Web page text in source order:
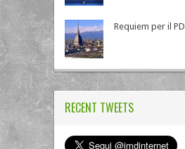
Requiem per il PD
RECENT TWEETS